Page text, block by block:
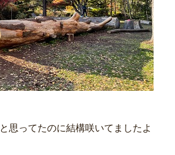
思ってたのに結構咲いてましたよ